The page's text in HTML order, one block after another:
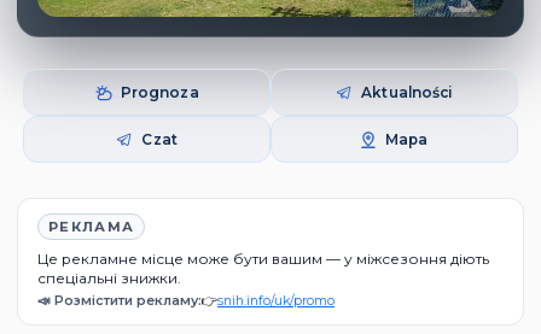
Prognoza Aktualności
Czat Mapa
РЕКЛАМА
Це рекламне місце може бути вашим — у міжсезоння діють
спеціальні знижки.
📣 Розмістити рекламу:👉snih.info/uk/promo